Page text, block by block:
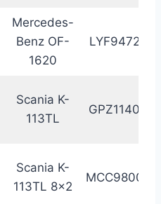
Mercedes-
Benz OF-
1620
LYF9472
Scania K-
113TL
GPZ1140
Scania K-
113TL 8×2
MCC9800